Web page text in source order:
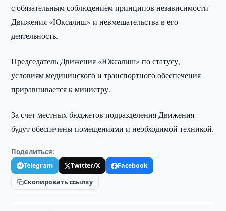
с обязательным соблюдением принципов независимости
Движения «Юксалиш» и невмешательства в его
деятельность.
Председатель Движения «Юксалиш» по статусу,
условиям медицинского и транспортного обеспечения
приравнивается к министру.
За счет местных бюджетов подразделения Движения
будут обеспечены помещениями и необходимой техникой.
Поделиться:
Telegram Twitter/X
Facebook
Скопировать ссылку